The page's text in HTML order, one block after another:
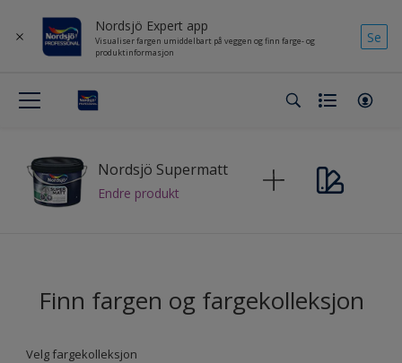
Nordsjö Expert app
Visualiser fargen umiddelbart på veggen og finn farge- og
produktinformasjon
Se
Nordsjö Supermatt
Endre produkt
Finn fargen og fargekolleksjon
Velg fargekolleksjon